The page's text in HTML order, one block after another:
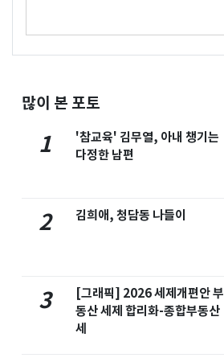
많이 본 포토
1
'참교육' 김무열, 아내 챙기는
다정한 남편
2 김희애, 청담동 나들이
3
[그래픽] 2026 세제개편안 부
동산 세제 합리화-종합부동산
세